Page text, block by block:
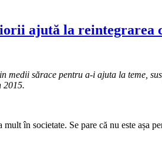
ajută la
medii sărace pentru a-i ajuta la teme,
2015.
în societate. Se pare că nu este așa